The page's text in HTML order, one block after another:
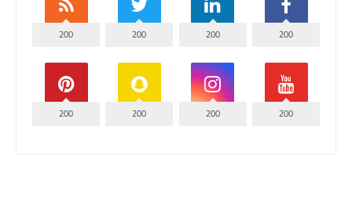
200
200
200
200
200
200
200
200